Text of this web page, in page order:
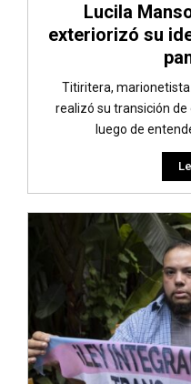
Lucila
exteriorizó su
Titiritera,
realizó su transición
luego de